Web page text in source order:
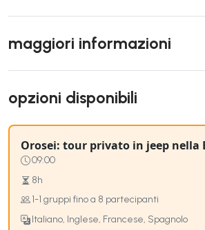
maggiori informazioni
opzioni disponibili
Orosei: tour privato in jeep nella
09:00
8h
1-1 gruppi fino a 8 partecipanti
Italiano, Inglese, Francese, Spagnolo